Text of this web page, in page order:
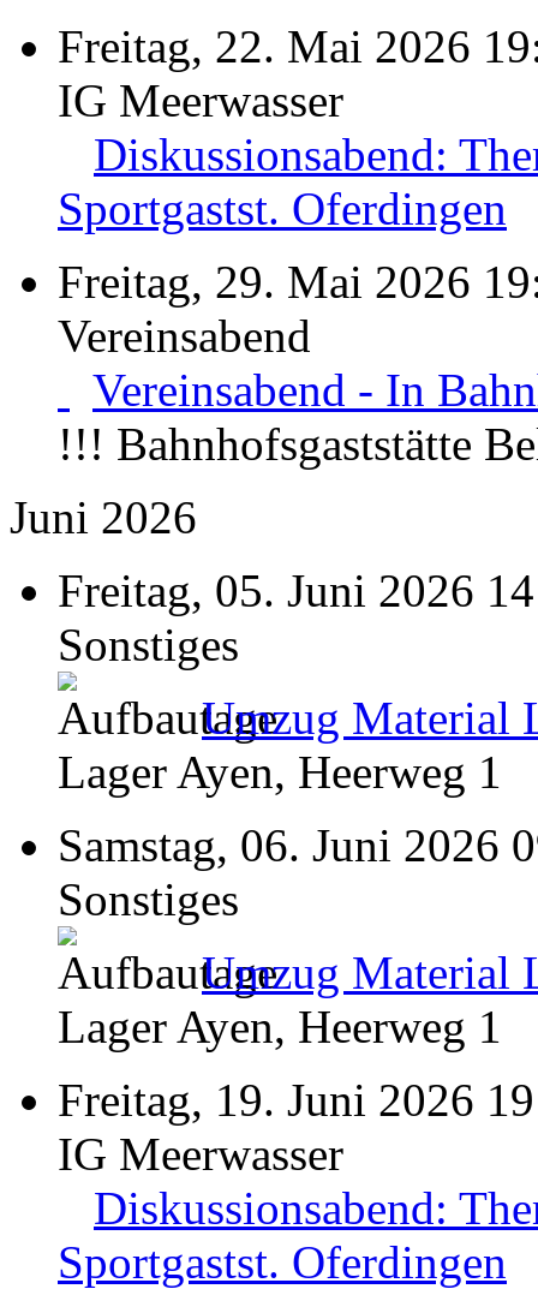
Freitag, 22. Mai 2026
IG Meerwasser
Diskussionsabend:
Sportgastst. Oferdingen
Freitag, 29. Mai 2026
Vereinsabend
Vereinsabend - In
!!! Bahnhofsgaststätte
Juni 2026
Freitag, 05. Juni 2026
Sonstiges
Umzug Material
Lager Ayen, Heerweg 1
Samstag, 06. Juni 2026
Sonstiges
Umzug Material
Lager Ayen, Heerweg 1
Freitag, 19. Juni 2026
IG Meerwasser
Diskussionsabend:
Sportgastst. Oferdingen